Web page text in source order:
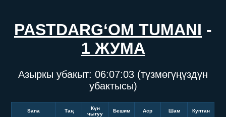
PASTDARG‘OM TUMANI -
1 ЖУМА
Азыркы убакыт: 06:07:03 (түзмөгүңүздүн
убактысы)
Sana Таң
Күн
чыгуу
Бешим Аср Шам Куптан